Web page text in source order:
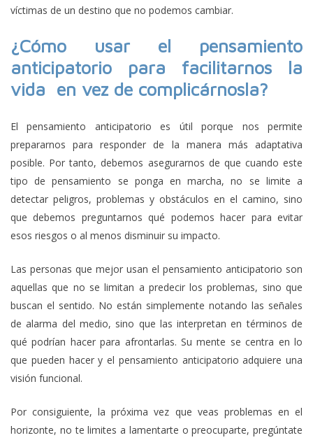
víctimas de un destino que no podemos cambiar.
¿Cómo usar el pensamiento
anticipatorio para facilitarnos la
vida en vez de complicárnosla?
El pensamiento anticipatorio es útil porque nos permite
prepararnos para responder de la manera más adaptativa
posible. Por tanto, debemos asegurarnos de que cuando este
tipo de pensamiento se ponga en marcha, no se limite a
detectar peligros, problemas y obstáculos en el camino, sino
que debemos preguntarnos qué podemos hacer para evitar
esos riesgos o al menos disminuir su impacto.
Las personas que mejor usan el pensamiento anticipatorio son
aquellas que no se limitan a predecir los problemas, sino que
buscan el sentido. No están simplemente notando las señales
de alarma del medio, sino que las interpretan en términos de
qué podrían hacer para afrontarlas. Su mente se centra en lo
que pueden hacer y el pensamiento anticipatorio adquiere una
visión funcional.
Por consiguiente, la próxima vez que veas problemas en el
horizonte, no te limites a lamentarte o preocuparte, pregúntate